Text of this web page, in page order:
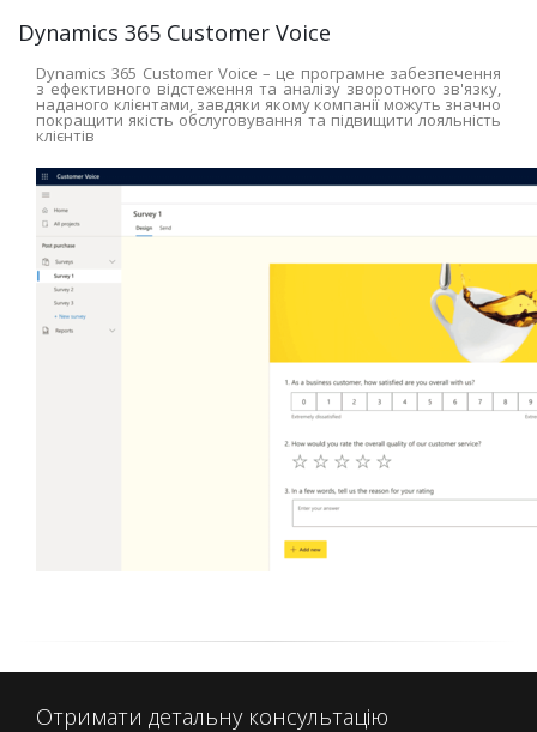
Dynamics 365 Customer Voice
Dynamics 365 Customer Voice – це програмне забезпечення
з ефективного відстеження та аналізу зворотного зв'язку,
наданого клієнтами, завдяки якому компанії можуть значно
покращити якість обслуговування та підвищити лояльність
клієнтів
Отримати детальну консультацію